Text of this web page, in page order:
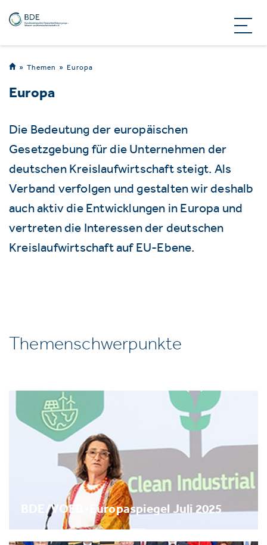
Themen Europa
Europa
Die Bedeutung der europäischen
Gesetzgebung für die Unternehmen der
deutschen Kreislaufwirtschaft steigt. Als
Verband verfolgen und gestalten wir deshalb
auch aktiv die Entwicklungen in Europa und
vertreten die Interessen der deutschen
Kreislaufwirtschaft auf EU-Ebene.
Themenschwerpunkte
BDE/VOEB-Europaspiegel Juli 2025